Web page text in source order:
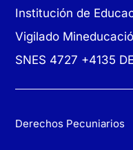
Institución de
Vigilado
SNES 4727 +4135
Derechos Pecuniarios